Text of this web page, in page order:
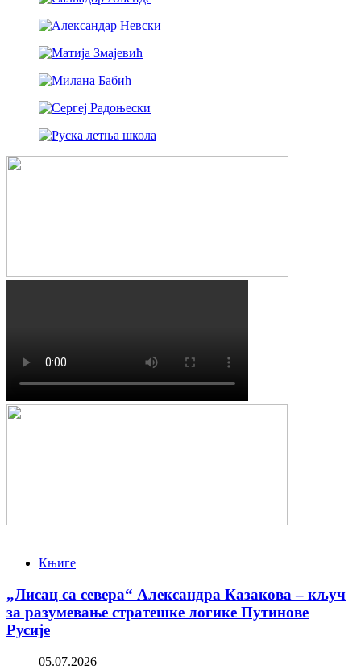
Књиге
„Лисац са севера“ Александра Казакова – кључ
за разумевање стратешке логике Путинове
Русије
05.07.2026